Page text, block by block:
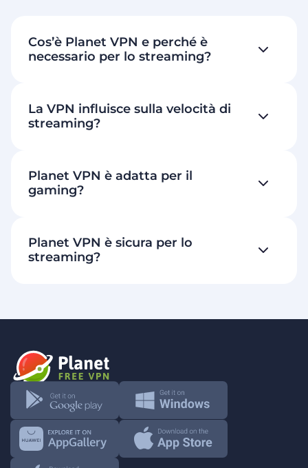
Cos’è Planet VPN e perché è
necessario per lo streaming?
La VPN influisce sulla velocità di
streaming?
Planet VPN è adatta per il
gaming?
Planet VPN è sicura per lo
streaming?